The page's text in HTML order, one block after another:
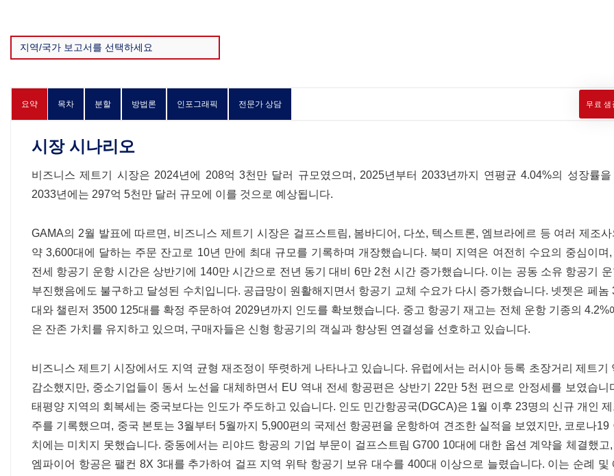
요약 목차 분할 방법론 인포그래픽 전문가 상담 무료 샘
시장 시나리오
비즈니스 제트기 시장은 2024년에 208억 3천만 달러 규모였으며, 2025년부터 2033년까지 연평균 4.04%의 성장률을
2033년에는 297억 5천만 달러 규모에 이를 것으로 예상됩니다.
GAMA의 2월 발표에 따르면, 비즈니스 제트기 시장은 걸프스트림, 봄바디어, 다쏘, 텍스트론, 엠브라에르 등 여러 제조
약 3,600대에 달하는 주문 잔고로 10년 만에 최대 규모를 기록하며 개장했습니다. 북미 지역은 여전히 ​​수요의 중심이며
전세 항공기 운항 시간은 상반기에 140만 시간으로 전년 동기 대비 6만 2천 시간 증가했습니다. 이는 공동 소유 항공기
부진했음에도 불구하고 달성된 수치입니다. 공급망이 원활해지면서 항공기 교체 수요가 다시 증가했습니다. 넷젯은 페놈
대와 챌린저 3500 125대를 확정 주문하여 2029년까지 인도를 확보했습니다. 중고 항공기 재고는 전체 운항 기종의 4.2%
은 잔존 가치를 유지하고 있으며, 구매자들은 신형 항공기의 객실과 향상된 연결성을 선호하고 있습니다.
비즈니스 제트기 시장에서도 지역 균형 재조정이 뚜렷하게 나타나고 있습니다. 유럽에서는 러시아 등록 초장거리 제트기
감소했지만, 중소기업들이 동서 노선을 대체하면서 EU 역내 전세 항공편은 상반기 22만 5천 편으로 안정세를 보였습니
태평양 지역의 회복세는 중국보다는 인도가 주도하고 있습니다. 인도 민간항공국(DGCA)은 1월 이후 23명의 신규 개인
주를 기록했으며, 중국 본토는 3월부터 5월까지 5,900편의 국제선 항공편을 운항하여 견조한 실적을 보였지만, 코로나19
치에는 미치지 못했습니다. 중동에서는 리야드 항공의 기업 부문이 걸프스트림 G700 10대에 대한 옵션 계약을 체결했고
엠파이어 항공은 팰컨 8X 3대를 추가하여 걸프 지역 위탁 항공기 보유 대수를 400대 이상으로 늘렸습니다. 이는 순례 및